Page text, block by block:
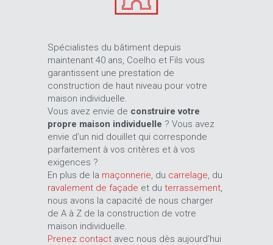
Spécialistes du bâtiment depuis
maintenant 40 ans, Coelho et Fils vous
garantissent une prestation de
construction de haut niveau pour votre
maison individuelle.
Vous avez envie de construire votre
propre maison individuelle ? Vous avez
envie d’un nid douillet qui corresponde
parfaitement à vos critères et à vos
exigences ?
En plus de la maçonnerie, du carrelage, du
ravalement de façade et duterrassement,
nous avons la capacité de nous charger
de A à Z de la construction de votre
maison individuelle.
Prenez contact avec nous dès aujourd’hui